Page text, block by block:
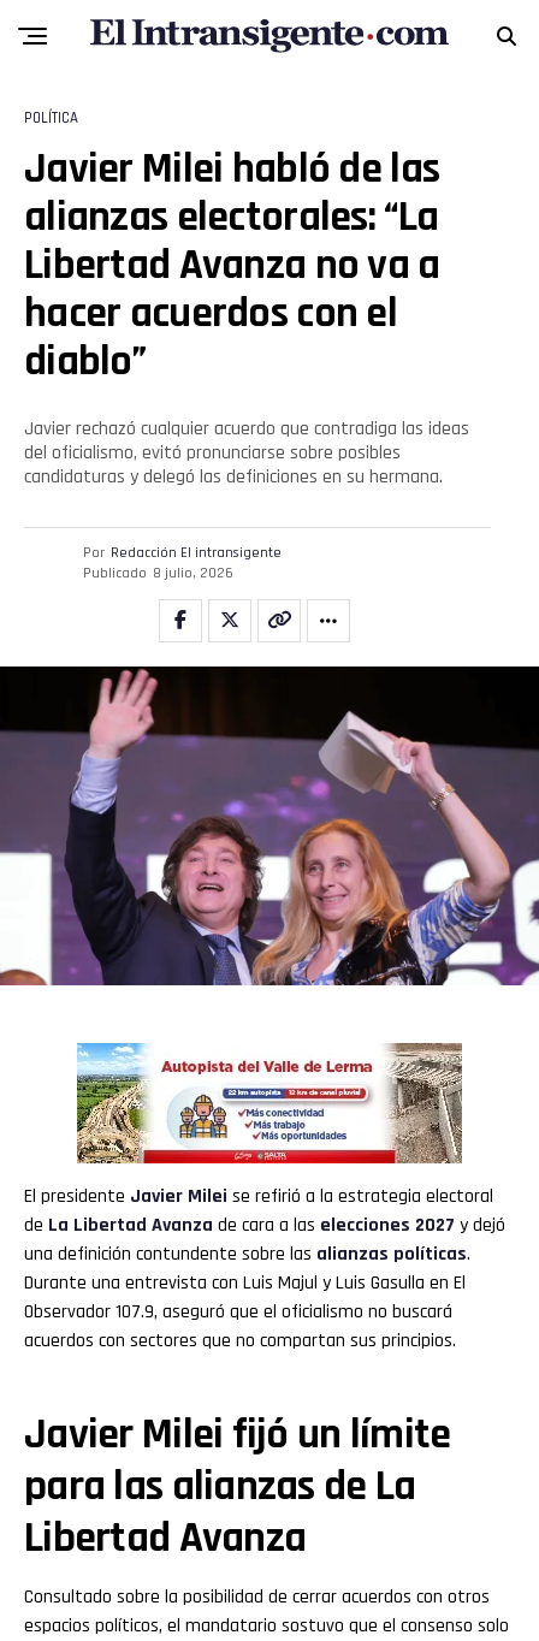
POLÍTICA
Javier Milei habló de las
alianzas electorales: “La
Libertad Avanza no va a
hacer acuerdos con el
diablo”
Javier rechazó cualquier acuerdo que contradiga las ideas
del oficialismo, evitó pronunciarse sobre posibles
candidaturas y delegó las definiciones en su hermana.
Por Redacción El intransigente
Publicado 8 julio, 2026
El presidente Javier Milei se refirió a la estrategia electoral
de La Libertad Avanza de cara a las elecciones 2027 y dejó
una definición contundente sobre las alianzas políticas.
Durante una entrevista con Luis Majul y Luis Gasulla en El
Observador 107.9, aseguró que el oficialismo no buscará
acuerdos con sectores que no compartan sus principios.
Javier Milei fijó un límite
para las alianzas de La
Libertad Avanza
Consultado sobre la posibilidad de cerrar acuerdos con otros
espacios políticos, el mandatario sostuvo que el consenso solo
Reddit
Pinterest
Whatsapp
Email